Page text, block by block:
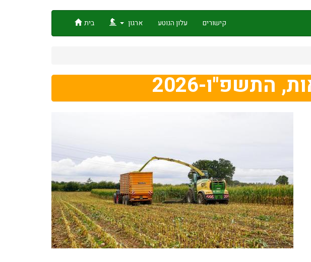
בית ארגון עלון הנוטע קישורים
התשפ"ו-2026